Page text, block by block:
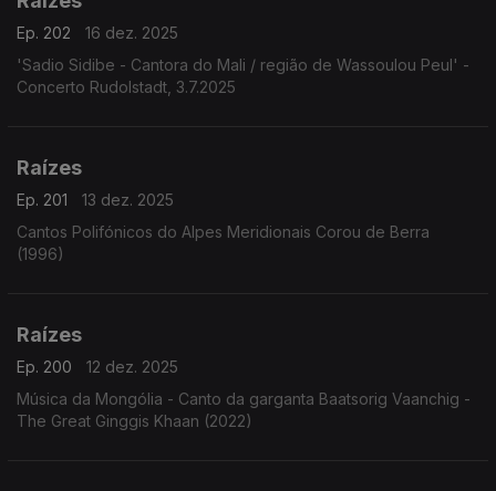
Ep. 202
16 dez. 2025
'Sadio Sidibe - Cantora do Mali / região de Wassoulou Peul' -
Concerto Rudolstadt, 3.7.2025
Raízes
Ep. 201
13 dez. 2025
Cantos Polifónicos do Alpes Meridionais Corou de Berra
(1996)
Raízes
Ep. 200
12 dez. 2025
Música da Mongólia - Canto da garganta Baatsorig Vaanchig -
The Great Ginggis Khaan (2022)